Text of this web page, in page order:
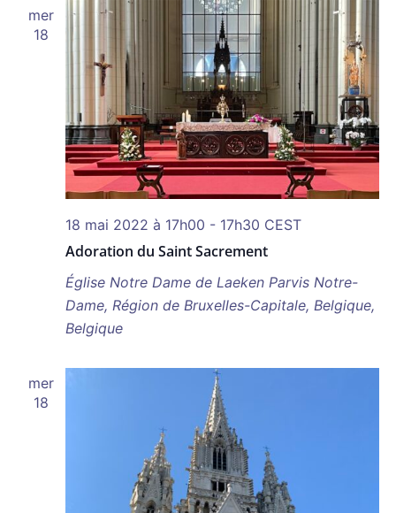
mer
18
Adoration du Saint Sacrement
18 mai 2022 à 17h00 - 17h30 CEST
Église Notre Dame de Laeken Parvis Notre-
Dame, Région de Bruxelles-Capitale, Belgique,
Belgique
mer
18